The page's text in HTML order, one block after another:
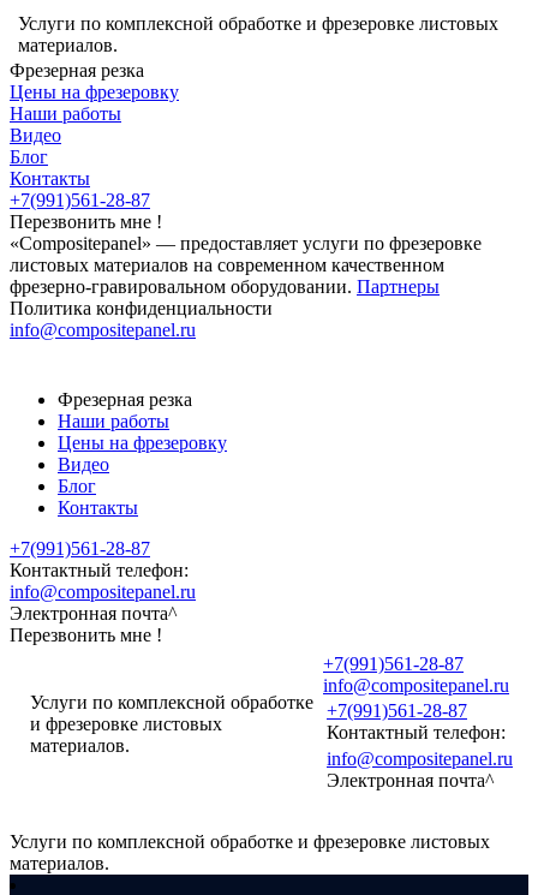
Услуги по комплексной обработке и фрезеровке листовых
материалов.
Фрезерная резка
Цены на фрезеровку
Наши работы
Видео
Блог
Контакты
+7(991)561-28-87
Перезвонить мне !
«Compositepanel» ― предоставляет услуги по фрезеровке
листовых материалов на современном качественном
фрезерно-гравировальном оборудовании. Партнеры
Политика конфиденциальности
info@compositepanel.ru
Фрезерная резка
Наши работы
Цены на фрезеровку
Видео
Блог
Контакты
+7(991)561-28-87
Контактный телефон:
info@compositepanel.ru
Электронная почта^
Перезвонить мне !
Услуги по комплексной обработке
и фрезеровке листовых
материалов.
+7(991)561-28-87
info@compositepanel.ru
+7(991)561-28-87
Контактный телефон:
info@compositepanel.ru
Электронная почта^
Услуги по комплексной обработке и фрезеровке листовых
материалов.